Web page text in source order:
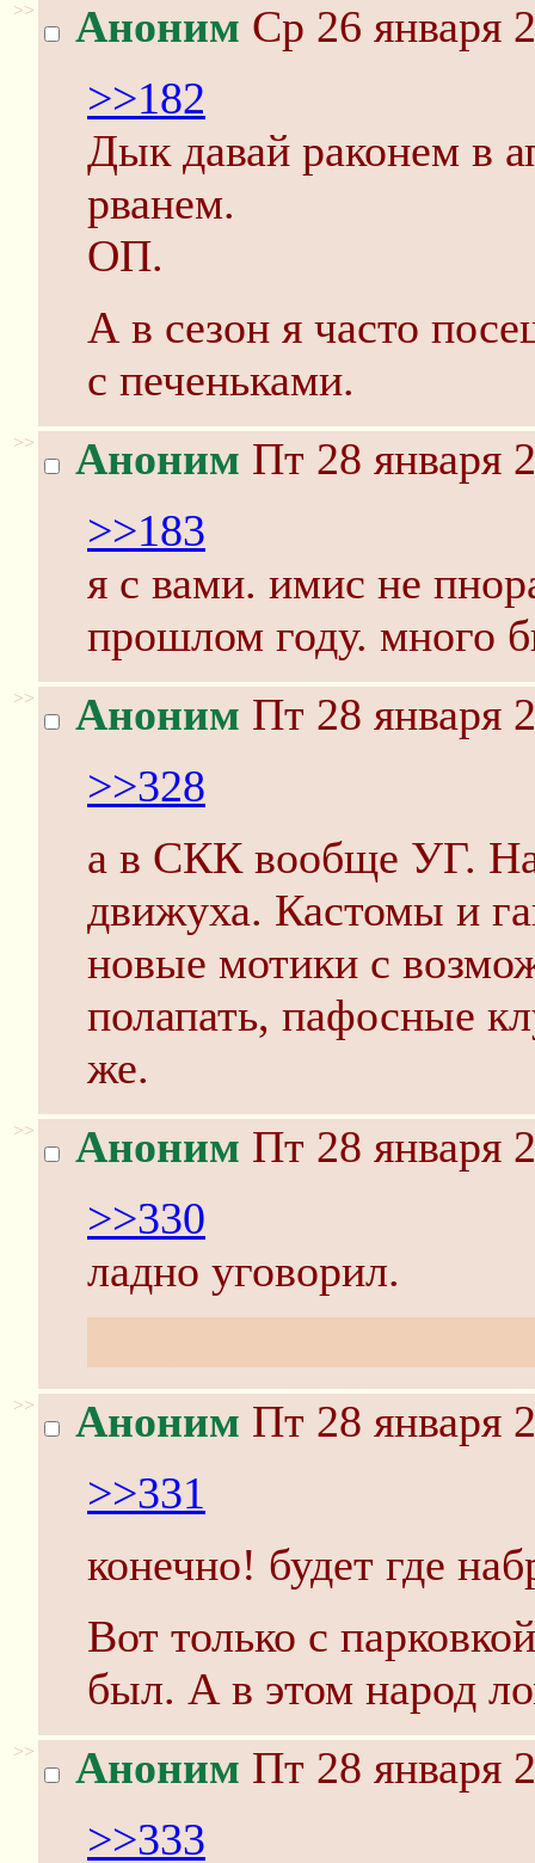
>> Аноним Ср 26 января
>>182
Дык давай раконем в
рванем.
ОП.
А в сезон я часто
с печеньками.
>> Аноним Пт 28 января
>>183
я с вами. имис не
прошлом году. много
>> Аноним Пт 28 января
>>328
а в СКК вообще УГ.
движуха. Кастомы и
новые мотики с
полапать, пафосные
же.
>> Аноним Пт 28 января
>>330
ладно уговорил.
>> Аноним Пт 28 января
>>331
конечно! будет где
Вот только с
был. А в этом народ
>> Аноним Пт 28 января
>>333